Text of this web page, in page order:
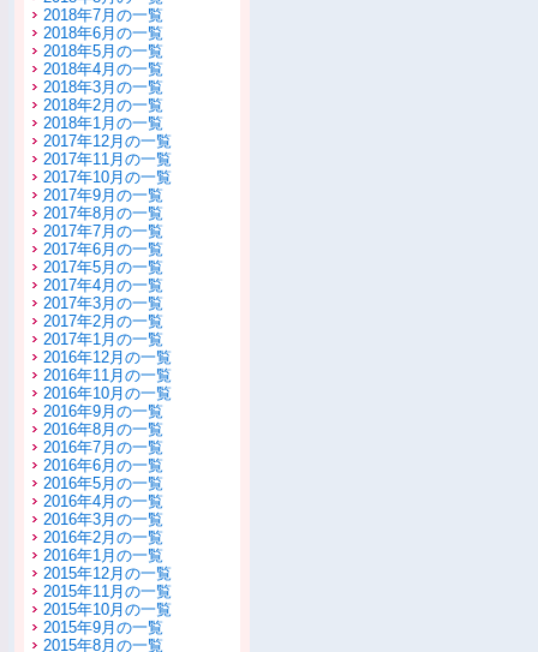
2018年7月の一覧
2018年6月の一覧
2018年5月の一覧
2018年4月の一覧
2018年3月の一覧
2018年2月の一覧
2018年1月の一覧
2017年12月の一覧
2017年11月の一覧
2017年10月の一覧
2017年9月の一覧
2017年8月の一覧
2017年7月の一覧
2017年6月の一覧
2017年5月の一覧
2017年4月の一覧
2017年3月の一覧
2017年2月の一覧
2017年1月の一覧
2016年12月の一覧
2016年11月の一覧
2016年10月の一覧
2016年9月の一覧
2016年8月の一覧
2016年7月の一覧
2016年6月の一覧
2016年5月の一覧
2016年4月の一覧
2016年3月の一覧
2016年2月の一覧
2016年1月の一覧
2015年12月の一覧
2015年11月の一覧
2015年10月の一覧
2015年9月の一覧
2015年8月の一覧